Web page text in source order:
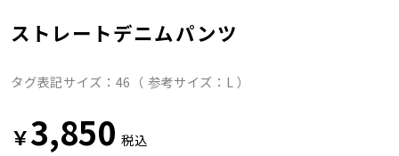
ストレートデニムパンツ
タグ表記サイズ：46（ 参考サイズ：L ）
￥3,850 税込